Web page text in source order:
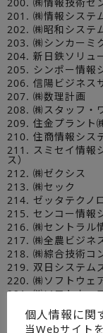
201. ㈱情報システ
202. ㈱昭和システ
203. ㈱シンカーミ
204. 新日鉄ソリュ
205. シンポー情報
206. 信陽ビジネス
207. ㈱数理計画
208. ㈱スタッフ・
209. 住金プラント
210. 住商情報シス
211. スミセイ情報
ス）
212. ㈱ゼクシス
213. ㈱セック
214. ゼッタテクノ
215. センコー情報
216. ㈱セントラル
217. ㈱全農ビジネ
218. ㈱綜合技術コ
219. 双日システム
220. ㈱ソフトウェ
221. ㈱ソフトウェ
222. ㈱ソフトクリ
223. ㈱ソフトコム
個人情報に関
当Webサイト